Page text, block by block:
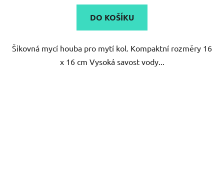
5,0
z
hvězdiček.
DO KOŠÍKU
Šikovná mycí houba pro mytí kol. Kompaktní rozměry 16
x 16 cm Vysoká savost vody...